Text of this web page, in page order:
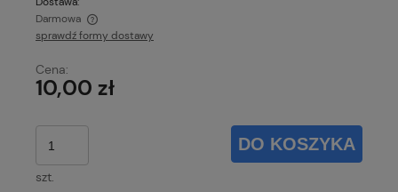
Darmowa
Cena nie zawiera ewentualnych kosztów płatności
sprawdź formy dostawy
Cena:
10,00 zł
szt.
DO KOSZYKA